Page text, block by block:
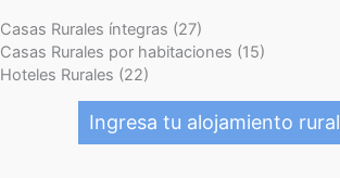
Casas Rurales íntegras (27)
Casas Rurales por habitaciones (15)
Hoteles Rurales (22)
Ingresa tu alojamiento rural